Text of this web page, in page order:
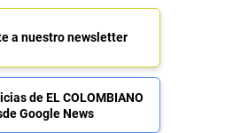
a nuestro newsletter
de EL COLOMBIANO
Google News